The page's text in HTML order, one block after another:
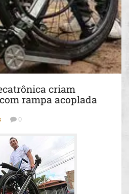
criam
rampa acoplada
0